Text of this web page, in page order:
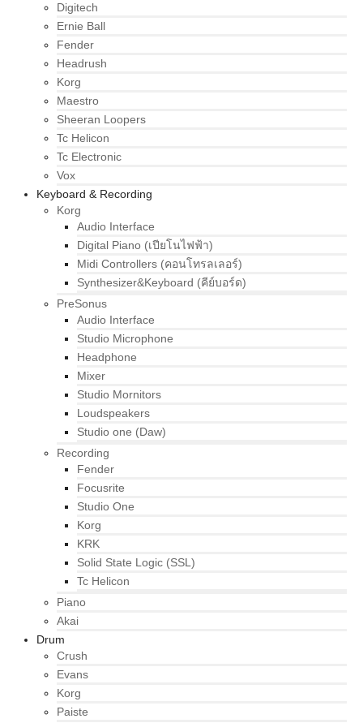
Digitech
Ernie Ball
Fender
Headrush
Korg
Maestro
Sheeran Loopers
Tc Helicon
Tc Electronic
Vox
Keyboard & Recording
Korg
Audio Interface
Digital Piano (เปียโนไฟฟ้า)
Midi Controllers (คอนโทรลเลอร์)
Synthesizer&Keyboard (คีย์บอร์ด)
PreSonus
Audio Interface
Studio Microphone
Headphone
Mixer
Studio Mornitors
Loudspeakers
Studio one (Daw)
Recording
Fender
Focusrite
Studio One
Korg
KRK
Solid State Logic (SSL)
Tc Helicon
Piano
Akai
Drum
Crush
Evans
Korg
Paiste